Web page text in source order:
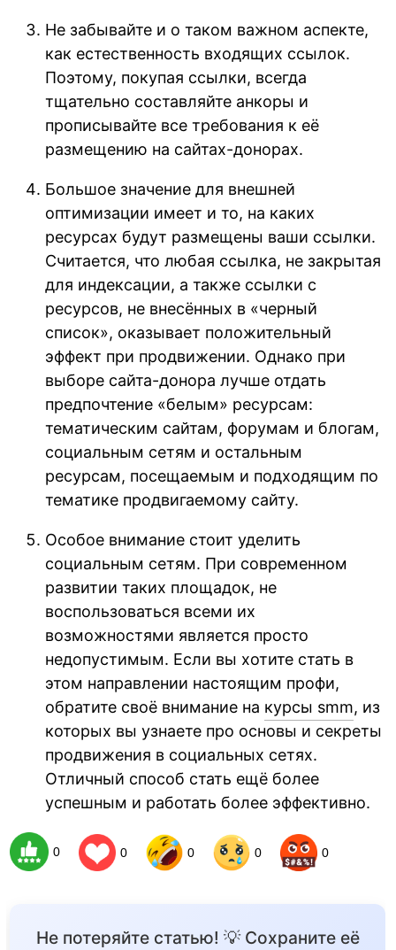
Не забывайте и о таком важном аспекте,
как естественность входящих ссылок.
Поэтому, покупая ссылки, всегда
тщательно составляйте анкоры и
прописывайте все требования к её
размещению на сайтах-донорах.
Большое значение для внешней
оптимизации имеет и то, на каких
ресурсах будут размещены ваши ссылки.
Считается, что любая ссылка, не закрытая
для индексации, а также ссылки с
ресурсов, не внесённых в «черный
список», оказывает положительный
эффект при продвижении. Однако при
выборе сайта-донора лучше отдать
предпочтение «белым» ресурсам:
тематическим сайтам, форумам и блогам,
социальным сетям и остальным
ресурсам, посещаемым и подходящим по
тематике продвигаемому сайту.
Особое внимание стоит уделить
социальным сетям. При современном
развитии таких площадок, не
воспользоваться всеми их
возможностями является просто
недопустимым. Если вы хотите стать в
этом направлении настоящим профи,
обратите своё внимание на курсы smm, из
которых вы узнаете про основы и секреты
продвижения в социальных сетях.
Отличный способ стать ещё более
успешным и работать более эффективно.
0 0 0 0 0
Не потеряйте статью! 💡 Сохраните её